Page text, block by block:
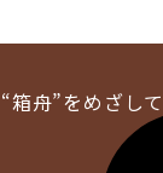
“箱舟”をめざし